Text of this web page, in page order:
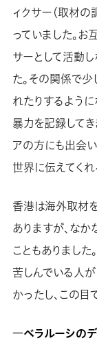
ィクサー（取材
っていました。お
サーとして活動
た。その関係で
れたりするよう
暴力を記録して
アの方にも出会
世界に伝えてく
香港は海外取材
ありますが、な
こともありまし
苦しんでいる人
かったし、この目
―ベラルーシのデ